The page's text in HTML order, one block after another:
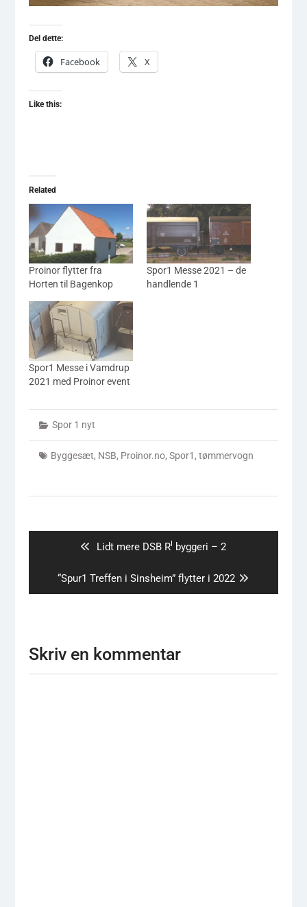
Del dette:
Facebook X
Like this:
Related
Proinor flytter fra
Horten til Bagenkop
Spor1 Messe 2021 – de
handlende 1
Spor1 Messe i Vamdrup
2021 med Proinor event
Spor 1 nyt
Byggesæt, NSB, Proinor.no, Spor1 , tømmervogn
Previous
Lidt mere DSB RI byggeri – 2
Next
post:
“Spur1 Treffen i Sinsheim” flytter i 2022
Skriv en kommentar